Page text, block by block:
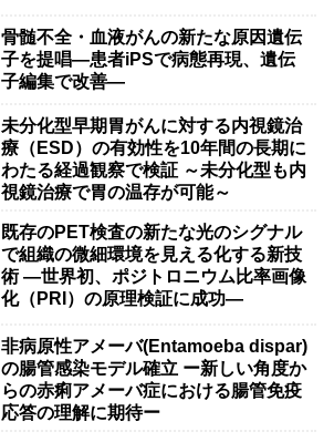
骨髄不全・血液がんの新たな原因遺伝
子を提唱―患者iPSで病態再現、遺伝
子編集で改善―
未分化型早期胃がんに対する内視鏡治
療（ESD）の有効性を10年間の長期に
わたる経過観察で検証 ～未分化型も内
視鏡治療で胃の温存が可能～
既存のPET検査の新たな光のシグナル
で組織の微細環境を見える化する新技
術 ―世界初、ポジトロニウム比率画像
化（PRI）の原理検証に成功―
非病原性アメーバ(Entamoeba dispar)
の腸管感染モデル確立 ー新しい角度か
らの赤痢アメーバ症における腸管免疫
応答の理解に期待ー